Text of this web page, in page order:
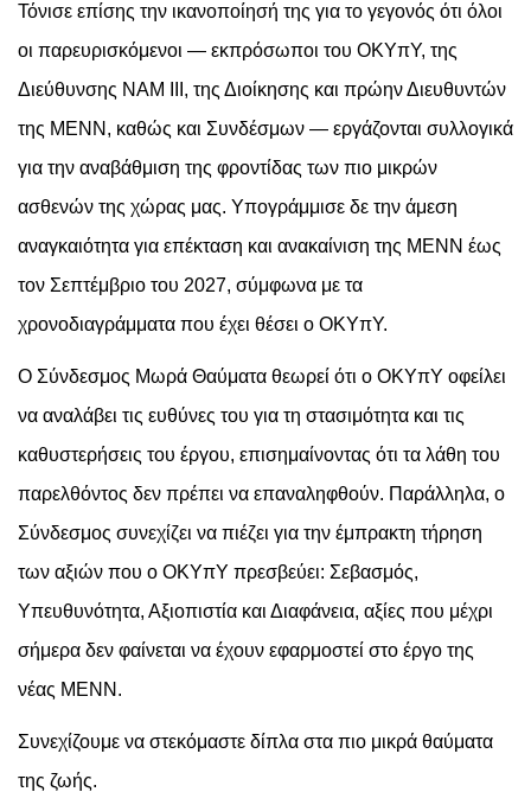
Τόνισε επίσης την ικανοποίησή της για το γεγονός ότι όλοι
οι παρευρισκόμενοι — εκπρόσωποι του ΟΚΥπΥ, της
Διεύθυνσης ΝΑΜ ΙΙΙ, της Διοίκησης και πρώην Διευθυντών
της ΜΕΝΝ, καθώς και Συνδέσμων — εργάζονται συλλογικά
για την αναβάθμιση της φροντίδας των πιο μικρών
ασθενών της χώρας μας. Υπογράμμισε δε την άμεση
αναγκαιότητα για επέκταση και ανακαίνιση της ΜΕΝΝ έως
τον Σεπτέμβριο του 2027, σύμφωνα με τα
χρονοδιαγράμματα που έχει θέσει ο ΟΚΥπΥ.
Ο Σύνδεσμος Μωρά Θαύματα θεωρεί ότι ο ΟΚΥπΥ οφείλει
να αναλάβει τις ευθύνες του για τη στασιμότητα και τις
καθυστερήσεις του έργου, επισημαίνοντας ότι τα λάθη του
παρελθόντος δεν πρέπει να επαναληφθούν. Παράλληλα, ο
Σύνδεσμος συνεχίζει να πιέζει για την έμπρακτη τήρηση
των αξιών που ο ΟΚΥπΥ πρεσβεύει: Σεβασμός,
Υπευθυνότητα, Αξιοπιστία και Διαφάνεια, αξίες που μέχρι
σήμερα δεν φαίνεται να έχουν εφαρμοστεί στο έργο της
νέας ΜΕΝΝ.
Συνεχίζουμε να στεκόμαστε δίπλα στα πιο μικρά θαύματα
της ζωής.